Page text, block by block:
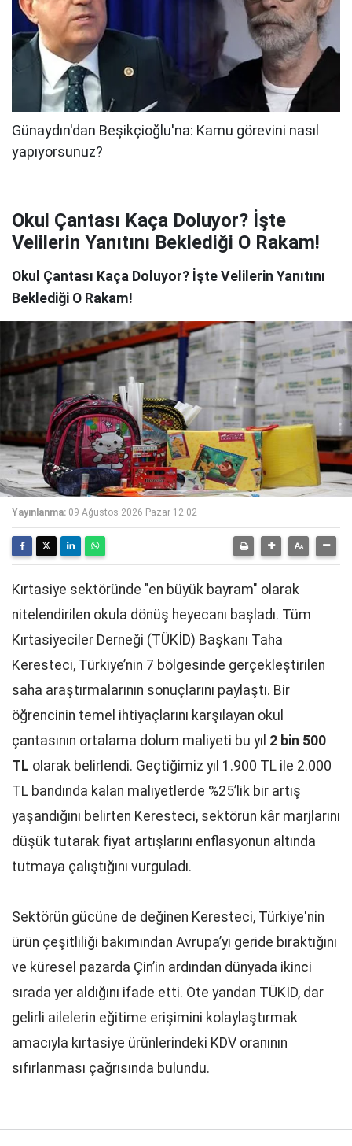
Okul Çantası Kaça Doluyor? İşte
Velilerin Yanıtını Beklediği O Rakam!
Okul Çantası Kaça Doluyor? İşte Velilerin Yanıtını
Beklediği O Rakam!
Yayınlanma: 09 Ağustos 2026 Pazar 12:02
Kırtasiye sektöründe "en büyük bayram" olarak
nitelendirilen okula dönüş heyecanı başladı. Tüm
Kırtasiyeciler Derneği (TÜKİD) Başkanı Taha
Keresteci, Türkiye’nin 7 bölgesinde gerçekleştirilen
saha araştırmalarının sonuçlarını paylaştı. Bir
öğrencinin temel ihtiyaçlarını karşılayan okul
çantasının ortalama dolum maliyeti bu yıl 2 bin 500
TL olarak belirlendi. Geçtiğimiz yıl 1.900 TL ile 2.000
TL bandında kalan maliyetlerde %25’lik bir artış
yaşandığını belirten Keresteci, sektörün kâr marjlarını
düşük tutarak fiyat artışlarını enflasyonun altında
tutmaya çalıştığını vurguladı.
Sektörün gücüne de değinen Keresteci, Türkiye'nin
ürün çeşitliliği bakımından Avrupa’yı geride bıraktığını
ve küresel pazarda Çin’in ardından dünyada ikinci
sırada yer aldığını ifade etti. Öte yandan TÜKİD, dar
gelirli ailelerin eğitime erişimini kolaylaştırmak
amacıyla kırtasiye ürünlerindeki KDV oranının
sıfırlanması çağrısında bulundu.